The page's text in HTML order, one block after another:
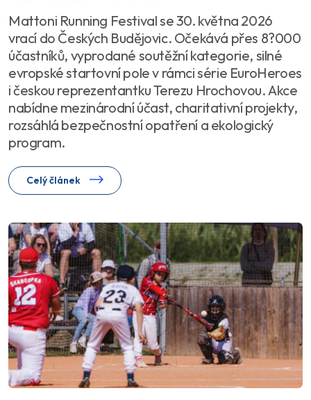
Mattoni Running Festival se 30. května 2026
vrací do Českých Budějovic. Očekává přes 8?000
účastníků, vyprodané soutěžní kategorie, silné
evropské startovní pole v rámci série EuroHeroes
i českou reprezentantku Terezu Hrochovou. Akce
nabídne mezinárodní účast, charitativní projekty,
rozsáhlá bezpečnostní opatření a ekologický
program.
Celý článek